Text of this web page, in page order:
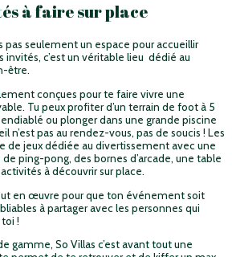
à faire sur place
pas seulement un espace pour accueillir
c’est un véritable lieu dédié au
être.
conçues pour te faire vivre une
Tu peux profiter d’un terrain de foot à 5
ou plonger dans une grande piscine
n’est pas au rendez-vous, pas de soucis ! Les
de jeux dédiée au divertissement avec une
ping-pong, des bornes d’arcade, une table
à découvrir sur place.
en œuvre pour que ton événement soit
à partager avec les personnes qui
!
gamme, So Villas c’est avant tout une